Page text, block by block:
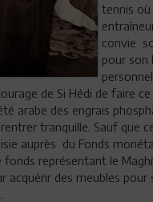
tennis où
convie
pour son
de Si Hédi de faire
arabe des engrais
tranquille. Sauf que
auprès du Fonds
représentant le
acquérir des meubles